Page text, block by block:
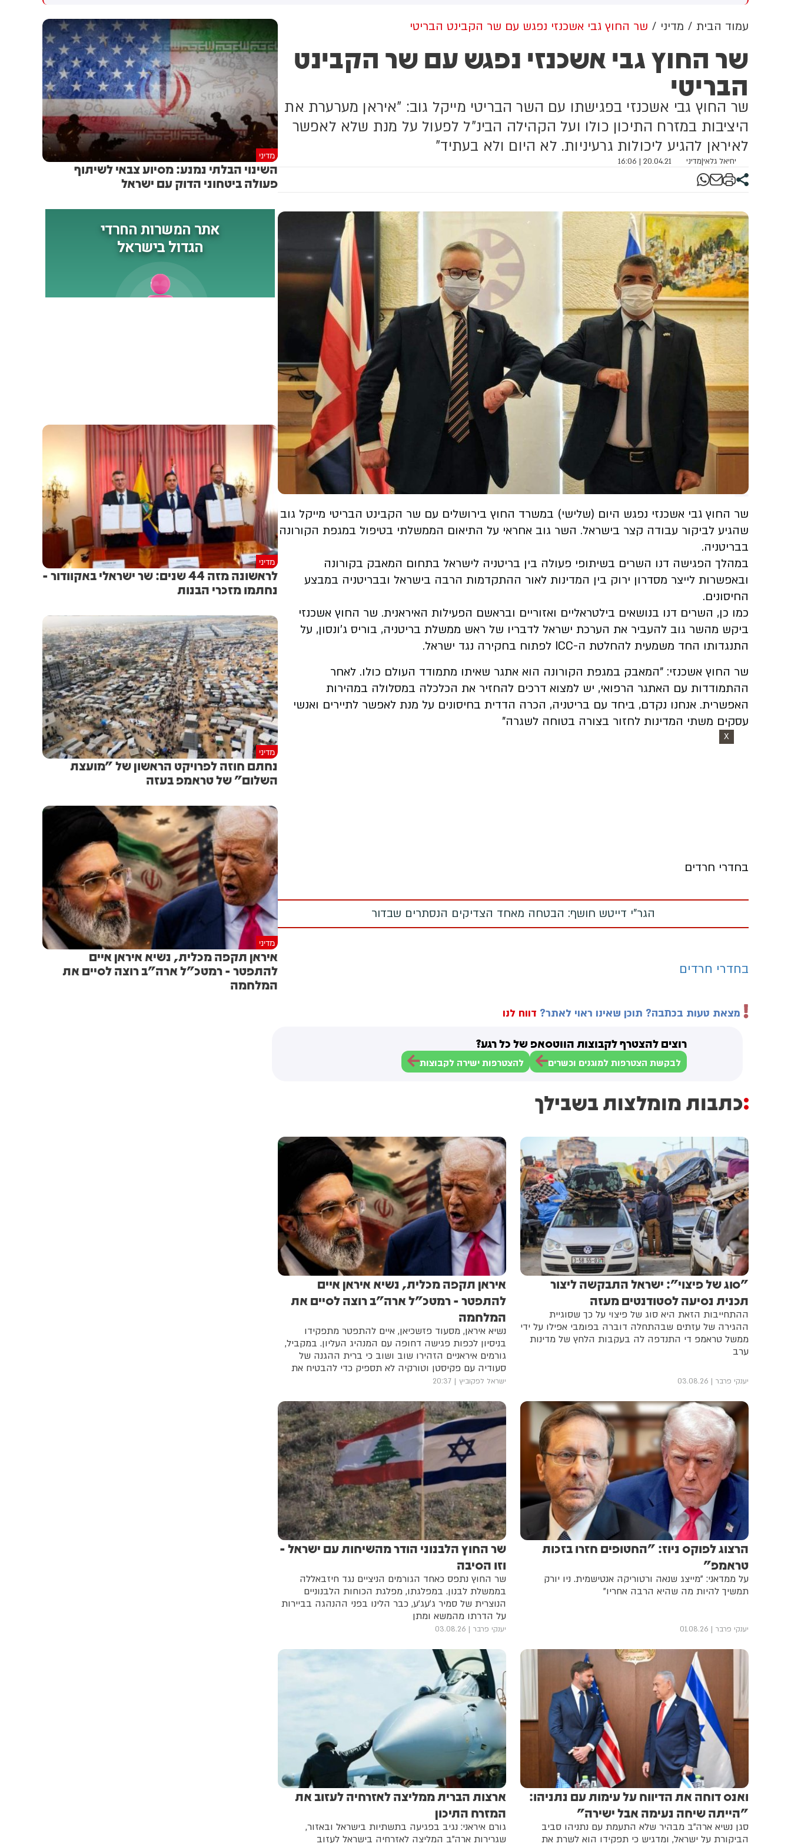
הייתה אומללה, אבל
לחשוב, לקחתי את האינטרס
הפוליטי שלי - וזרקתי אותו
הצידה. עוד אמר ארדן שהוצע לו
להיות יו"ר התעשייה האווירית -
אך שר הביטחון כ"ץ סיכל את
המינוי משיקולים פוליטיים. "צריך
לבדוק אם העובדה ששנתיים לא
היה יו"ר לתעשייה האווירית
פגעה בהגנה", הוסיף בנושא
עמוד הבית מדיני שר החוץ גבי אשכנזי נפגש עם שר הקבינט הבריטי
שר החוץ גבי אשכנזי נפגש עם שר הקבינט
הבריטי
שר החוץ גבי אשכנזי בפגישתו עם השר הבריטי מייקל גוב: "איראן מערערת את
היציבות במזרח התיכון כולו ועל הקהילה הבינ"ל לפעול על מנת שלא לאפשר
לאיראן להגיע ליכולות גרעיניות. לא היום ולא בעתיד"
יחיאל גלאי|מדיני 20.04.21 | 16:06
שר החוץ גבי אשכנזי נפגש היום (שלישי) במשרד החוץ בירושלים עם שר הקבינט הבריטי מייקל גוב
שהגיע לביקור עבודה קצר בישראל. השר גוב אחראי על התיאום הממשלתי בטיפול במגפת הקורונה
בבריטניה.
במהלך הפגישה דנו השרים בשיתופי פעולה בין בריטניה לישראל בתחום המאבק בקורונה
ובאפשרות לייצר מסדרון ירוק בין המדינות לאור ההתקדמות הרבה בישראל ובבריטניה במבצע
החיסונים.
כמו כן, השרים דנו בנושאים בילטראליים ואזוריים ובראשם הפעילות האיראנית. שר החוץ אשכנזי
ביקש מהשר גוב להעביר את הערכת ישראל לדבריו של ראש ממשלת בריטניה, בוריס ג'ונסון, על
התנגדותו החד משמעית להחלטת ה-ICC לפתוח בחקירה נגד ישראל.
שר החוץ אשכנזי: "המאבק במגפת הקורונה הוא אתגר שאיתו מתמודד העולם כולו. לאחר
ההתמודדות עם האתגר הרפואי, יש למצוא דרכים להחזיר את הכלכלה במסלולה במהירות
האפשרית. אנחנו נקדם, ביחד עם בריטניה, הכרה הדדית בחיסונים על מנת לאפשר לתיירים ואנשי
עסקים משתי המדינות לחזור בצורה בטוחה לשגרה"
X
בחדרי חרדים
הגר"י דייטש חושף: הבטחה מאחד הצדיקים הנסתרים שבדור
בחדרי חרדים
מצאת טעות בכתבה? תוכן שאינו ראוי לאתר? דווח לנו
רוצים להצטרף לקבוצות הווטסאפ של כל רגע?
לבקשת הצטרפות למוגנים וכשרים להצטרפות ישירה לקבוצות
כתבות מומלצות בשבילך
"סוג של פיצוי": ישראל התבקשה ליצור
תכנית נסיעה לסטודנטים מעזה
ההתחייבות הזאת היא סוג של פיצוי על כך שסוגיית
ההגירה של עזתים שבהתחלה דוברה בפומבי אפילו על ידי
ממשל טראמפ די התנדפה לה בעקבות הלחץ של מדינות
ערב
יענקי פרבר 03.08.26
איראן תקפה מכלית, נשיא איראן איים
להתפטר - רמטכ"ל ארה"ב רוצה לסיים את
המלחמה
נשיא איראן, מסעוד פזשכיאן, איים להתפטר מתפקידו
בניסיון לכפות פגישה דחופה עם המנהיג העליון. במקביל,
גורמים איראניים הזהירו שוב ושוב כי ברית ההגנה של
סעודיה עם פקיסטן וטורקיה לא תספיק כדי להבטיח את
ביטחונה של הממלכה
ישראל לפקוביץ 20:37
הרצוג לפוקס ניוז: "החטופים חזרו בזכות
טראמפ"
על ממדאני: "מייצג שנאה ורטוריקה אנטישמית. ניו יורק
תמשיך להיות מה שהיא הרבה אחריו"
יענקי פרבר 01.08.26
שר החוץ הלבנוני הודר מהשיחות עם ישראל -
וזו הסיבה
שר החוץ נתפס כאחד הגורמים הניציים נגד חיזבאללה
בממשלת לבנון. במפלגתו, מפלגת הכוחות הלבנוניים
הנוצרית של סמיר ג'עג'ע, כבר הלינו בפני ההנהגה בביירות
על הדרתו מהמשא ומתן
יענקי פרבר 03.08.26
ואנס דוחה את הדיווח על עימות עם נתניהו:
"הייתה שיחה נעימה אבל ישירה"
סגן נשיא ארה"ב מבהיר שלא התעמת עם נתניהו סביב
הביקורת על ישראל, ומדגיש כי תפקידו הוא לשרת את
ארצות הברית ממליצה לאזרחיה לעזוב את
המזרח התיכון
גורם איראני: נגיב בפגיעה בתשתיות בישראל ובאזור,
שגרירות ארה"ב המליצה לאזרחיה בישראל לעזוב
מדיני
השינוי הבלתי נמנע: מסיוע צבאי לשיתוף
פעולה ביטחוני הדוק עם ישראל
מדיני
לראשונה מזה 44 שנים: שר ישראלי באקוודור -
נחתמו מזכרי הבנות
מדיני
נחתם חוזה לפרויקט הראשון של "מועצת
השלום" של טראמפ בעזה
מדיני
איראן תקפה מכלית, נשיא איראן איים
להתפטר - רמטכ"ל ארה"ב רוצה לסיים את
המלחמה